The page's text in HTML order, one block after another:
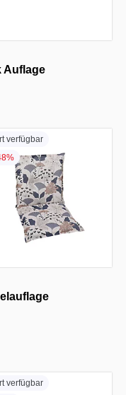
Auflage
verfügbar
verfügbar